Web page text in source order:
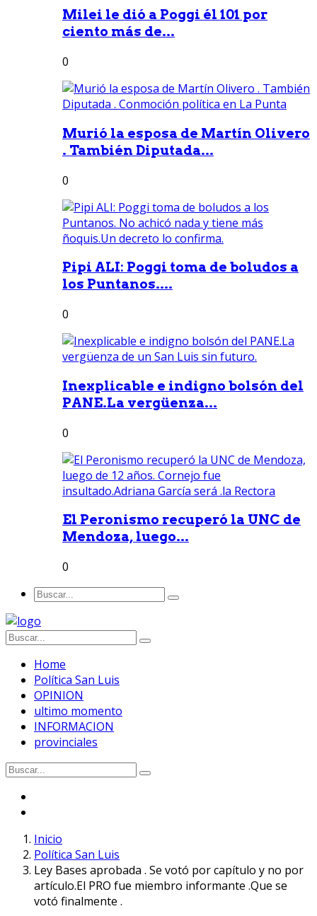
Milei le dió a Poggi él 101 por
ciento más de...
0
Murió la esposa de Martín Olivero
. También Diputada...
0
Pipi ALI: Poggi toma de boludos a
los Puntanos....
0
Inexplicable e indigno bolsón del
PANE.La vergüenza...
0
El Peronismo recuperó la UNC de
Mendoza, luego...
0
Home
Política San Luis
OPINION
ultimo momento
INFORMACION
provinciales
Inicio
Política San Luis
Ley Bases aprobada . Se votó por capítulo y no por
artículo.El PRO fue miembro informante .Que se
votó finalmente .